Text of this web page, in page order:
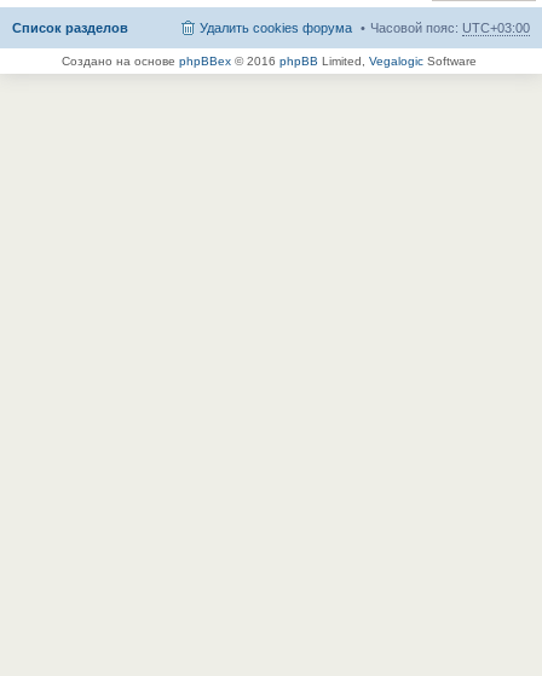
Список разделов Часовой пояс: UTC+03:00
Удалить cookies форума
Создано на основе phpBBex© 2016 phpBB Limited, VegalogicSoftware